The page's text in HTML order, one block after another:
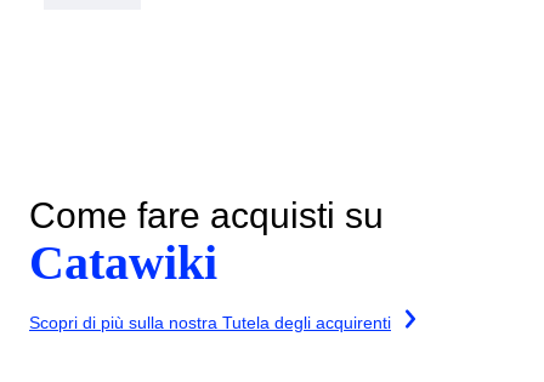
Come fare acquisti su
Catawiki
Scopri di più sulla nostra Tutela degli acquirenti